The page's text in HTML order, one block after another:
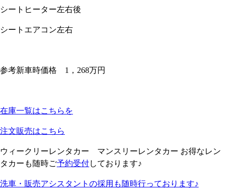
シートヒーター左右後
シートエアコン左右
参考新車時価格 1，268万円
在庫一覧はこちらを
注文販売はこちら
ウィークリーレンタカー マンスリーレンタカー お得なレン
タカーも随時ご予約受付しております♪
洗車・販売アシスタントの採用も随時行っております♪